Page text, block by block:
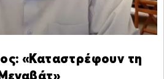
«Καταστρέφουν τη